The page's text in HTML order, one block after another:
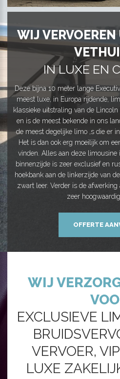
WIJ
IN LUXE EN
Deze bijna 10 meter lange
meest luxe, in Europa rijdende,
klassieke uitstraling van de
en is de meest bekende in ons
de meest degelijke limo ,s die er
Het is dan ook erg moeilijk om
vinden. Alles aan deze
binnenzijde is zeer exclusief en
hoekbank aan de linkerzijde van
zwart leer. Verder is de
zeer
OFFERTE
WIJ
EXCLUSIEVE
VERVOER,
LUXE